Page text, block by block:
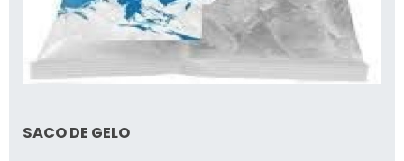
SACO DE GELO